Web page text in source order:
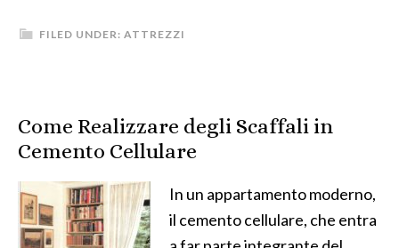
FILED UNDER: ATTREZZI
Come Realizzare degli Scaffali in
Cemento Cellulare
In un appartamento moderno,
il cemento cellulare, che entra